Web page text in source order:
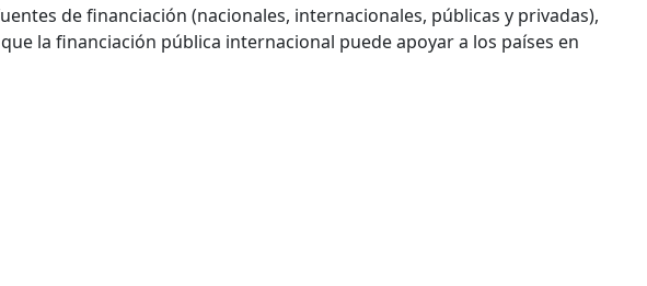
de financiación (nacionales, internacionales, públicas y privadas),
la financiación pública internacional puede apoyar a los países en